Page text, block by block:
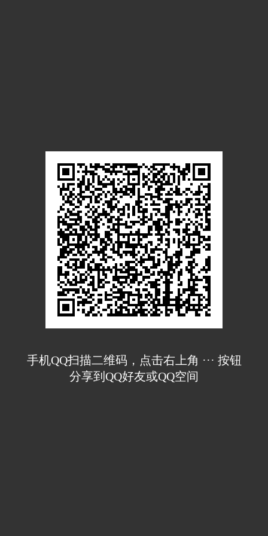
手机QQ扫描二维码，点击右上角 ··· 按钮
分享到QQ好友或QQ空间